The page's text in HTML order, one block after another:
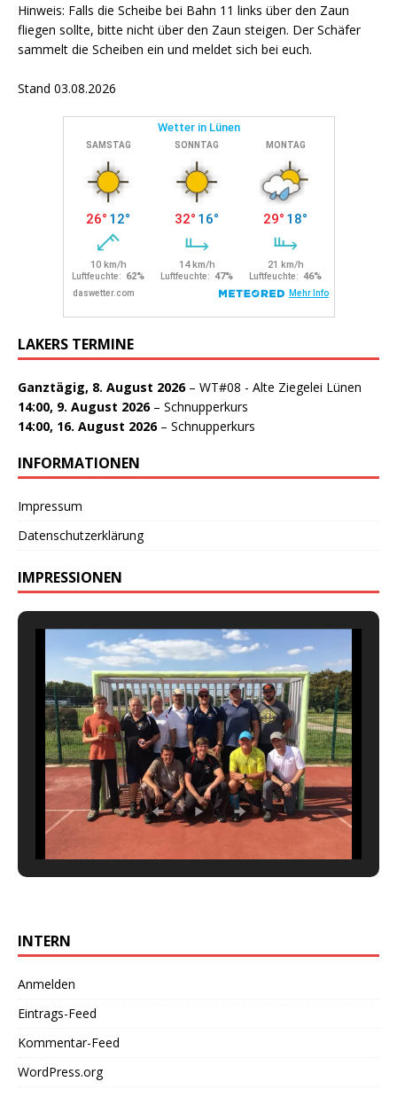
Hinweis: Falls die Scheibe bei Bahn 11 links über den Zaun
fliegen sollte, bitte nicht über den Zaun steigen. Der Schäfer
sammelt die Scheiben ein und meldet sich bei euch.
Stand 03.08.2026
LAKERS TERMINE
Ganztägig, 8. August 2026– WT#08 - Alte Ziegelei Lünen
14:00, 9. August 2026– Schnupperkurs
14:00, 16. August 2026– Schnupperkurs
INFORMATIONEN
Impressum
Datenschutzerklärung
IMPRESSIONEN
INTERN
Anmelden
Eintrags-Feed
Kommentar-Feed
WordPress.org